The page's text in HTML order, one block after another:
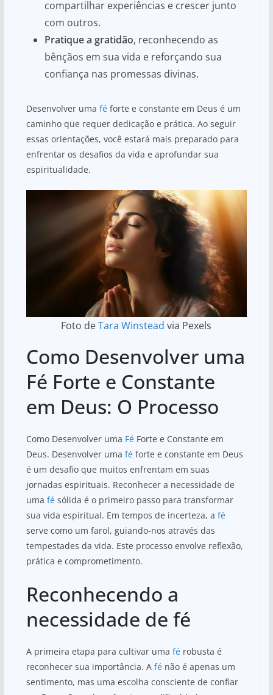
compartilhar experiências e crescer junto
com outros.
Pratique a gratidão, reconhecendo as
bênçãos em sua vida e reforçando sua
confiança nas promessas divinas.
Desenvolver uma féforte e constante em Deus é um
caminho que requer dedicação e prática. Ao seguir
essas orientações, você estará mais preparado para
enfrentar os desafios da vida e aprofundar sua
espiritualidade.
Foto deTara Winstead via Pexels
Como Desenvolver uma
Fé Forte e Constante
em Deus: O Processo
Como Desenvolver uma FéForte e Constante em
Deus. Desenvolver uma féforte e constante em Deus
é um desafio que muitos enfrentam em suas
jornadas espirituais. Reconhecer a necessidade de
uma fésólida é o primeiro passo para transformar
sua vida espiritual. Em tempos de incerteza, a fé
serve como um farol, guiando-nos através das
tempestades da vida. Este processo envolve reflexão,
prática e comprometimento.
Reconhecendo a
necessidade de fé
A primeira etapa para cultivar uma férobusta é
reconhecer sua importância. A fénão é apenas um
sentimento, mas uma escolha consciente de confiar